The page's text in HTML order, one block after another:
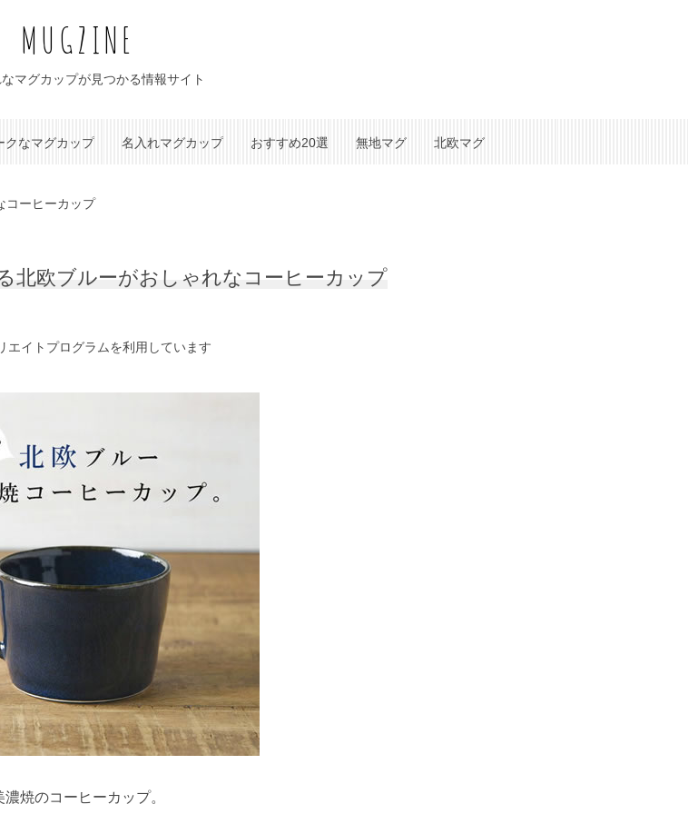
MUGZINE
マグカップが見つかる情報サイト
クなマグカップ 名入れマグカップ おすすめ20選 無地マグ 北欧マグ
コーヒーカップ
北欧ブルーがおしゃれなコーヒーカップ
エイトプログラムを利用しています
濃焼のコーヒーカップ。